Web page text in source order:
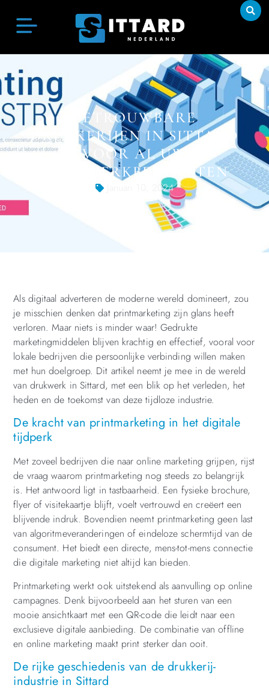
BETROUWBARE
DRUKKERIJEN IN SITTARD
VOOR AL UW
DRUKWERKBEHOEFTEN
Januari 10, 2024
Als digitaal adverteren de moderne wereld domineert, zou
je misschien denken dat printmarketing zijn glans heeft
verloren. Maar niets is minder waar! Gedrukte
marketingmiddelen blijven krachtig en effectief, vooral voor
lokale bedrijven die persoonlijke verbinding willen maken
met hun doelgroep. Dit artikel neemt je mee in de wereld
van drukwerk in Sittard, met een blik op het verleden, het
heden en de toekomst van deze tijdloze industrie.
De kracht van printmarketing in het digitale
tijdperk
Met zoveel bedrijven die naar online marketing grijpen, rijst
de vraag waarom printmarketing nog steeds zo belangrijk
is. Het antwoord ligt in tastbaarheid. Een fysieke brochure,
flyer of visitekaartje blijft, voelt vertrouwd en creëert een
blijvende indruk. Bovendien neemt printmarketing geen last
van algoritmeveranderingen of eindeloze schermtijd van de
consument. Het biedt een directe, mens-tot-mens connectie
die digitale marketing niet altijd kan bieden.
Printmarketing werkt ook uitstekend als aanvulling op online
campagnes. Denk bijvoorbeeld aan het sturen van een
mooie ansichtkaart met een QR-code die leidt naar een
exclusieve digitale aanbieding. De combinatie van offline
en online marketing maakt print sterker dan ooit.
De rijke geschiedenis van de drukkerij-
industrie in Sittard